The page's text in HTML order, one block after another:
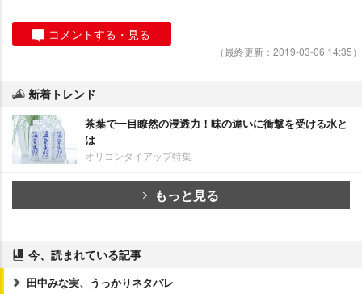
コメントする・見る
（最終更新：2019-03-06 14:35）
新着トレンド
茶葉で一目瞭然の浸透力！味の違いに衝撃を受ける水と
は
オリコンタイアップ特集
もっと見る
今、読まれている記事
田中みな実、うっかりネタバレ